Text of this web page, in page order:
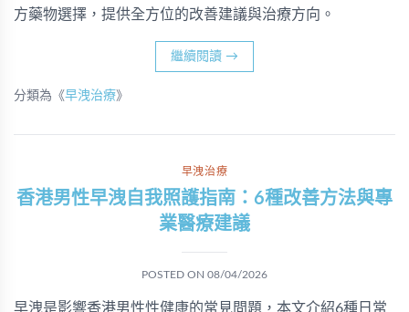
方藥物選擇，提供全方位的改善建議與治療方向。
繼續閱讀 →
分類為《早洩治療》
早洩治療
香港男性早洩自我照護指南：6種改善方法與專
業醫療建議
POSTED ON 08/04/2026
早洩是影響香港男性性健康的常見問題，本文介紹6種日常